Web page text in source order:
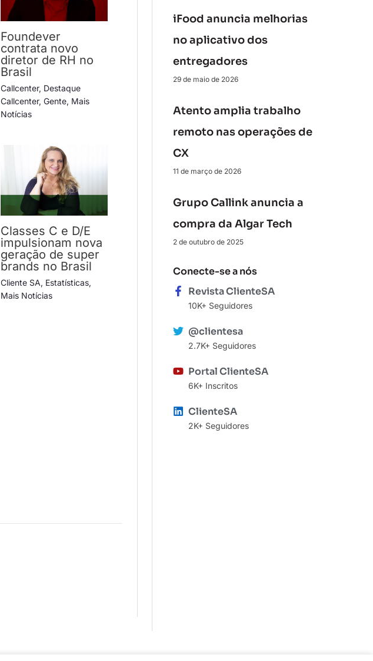
Foundever
contrata novo
diretor de RH no
Brasil
Callcenter, Destaque
Callcenter,Gente, Mais
Notícias
Classes C e D/E
impulsionam nova
geração de super
brands no Brasil
Cliente SA, Estatísticas,
Mais Notícias
iFood anuncia melhorias
no aplicativo dos
entregadores
29 de maio de 2026
Atento amplia trabalho
remoto nas operações de
CX
11 de março de 2026
Grupo Callink anuncia a
compra da Algar Tech
2 de outubro de 2025
Conecte-se a nós
Revista ClienteSA
10K+ Seguidores
@clientesa
2.7K+ Seguidores
Portal ClienteSA
6K+ Inscritos
ClienteSA
2K+ Seguidores